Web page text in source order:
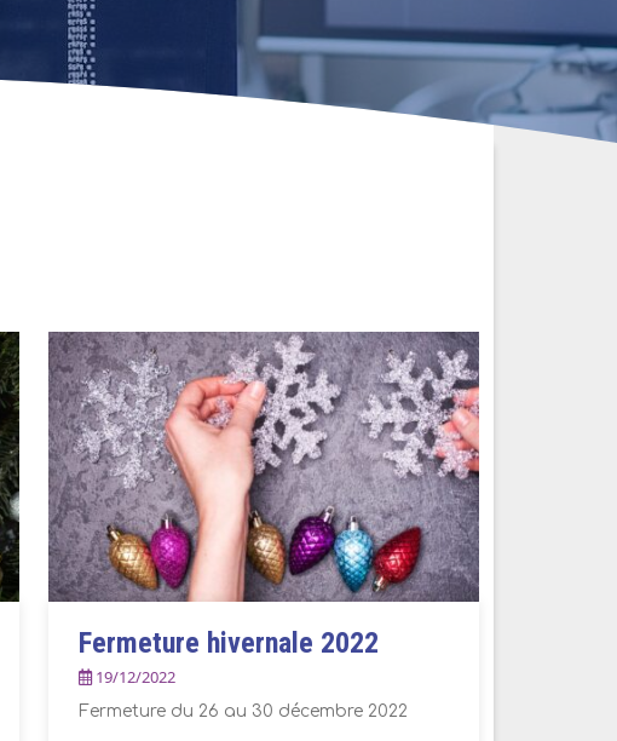
Fermeture hivernale 2022
19/12/2022
Fermeture du 26 au 30 décembre 2022